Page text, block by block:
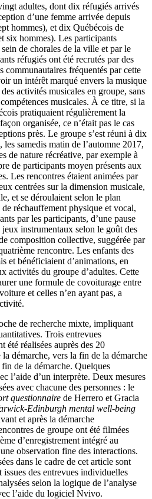
adultes, dont dix réfugiés arrivés
d’une femme arrivée depuis
hommes), et dix Québécois de
six hommes). Les participants
de chorales de la ville et par le
réfugiés ont été recrutés par des
communautaires fréquentés par cette
un intérêt marqué envers la musique
activités musicales en groupe, sans
musicales. À ce titre, si la
pratiquaient régulièrement la
organisée, ce n’était pas le cas
près. Le groupe s’est réuni à dix
les samedis matin de l’automne 2017,
de nature récréative, par exemple à
de participants moyen présents aux
Les rencontres étaient animées par
centrées sur la dimension musicale,
et se déroulaient selon le plan
réchauffement physique et vocal,
par les participants, d’une pause
instrumentaux selon le goût des
composition collective, suggérée par
rencontre. Les enfants des
et bénéficiaient d’animations, en
activités du groupe d’adultes. Cette
une formule de covoiturage entre
et celles n’en ayant pas, a
de recherche mixte, impliquant
Trois entrevues
été réalisées auprès des 20
démarche, vers la fin de la démarche
de la démarche. Quelques
l’aide d’un interprète. Deux mesures
avec chacune des personnes : le
questionnaire de Herrero et Gracia
Edinburgh mental well-being
et après la démarche
de groupe ont été filmées
d’enregistrement intégré au
observation fine des interactions.
dans le cadre de cet article sont
des entrevues individuelles
selon la logique de l’analyse
l’aide du logiciel Nvivo.